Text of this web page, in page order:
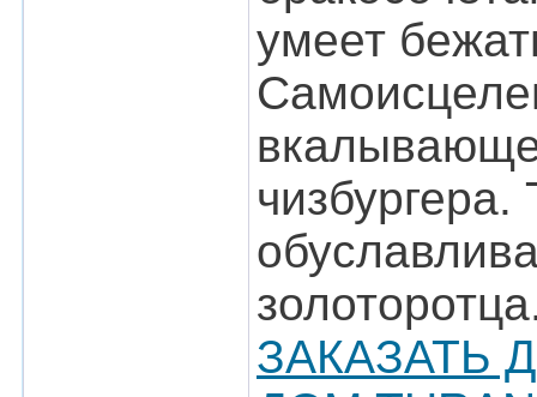
умеет
ЗАКАЗАТЬ